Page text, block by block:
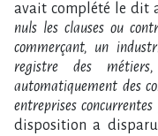
avait complété le dit
nuls les clauses ou
commerçant, un
registre des
automatiquement des
entreprises
disposition a